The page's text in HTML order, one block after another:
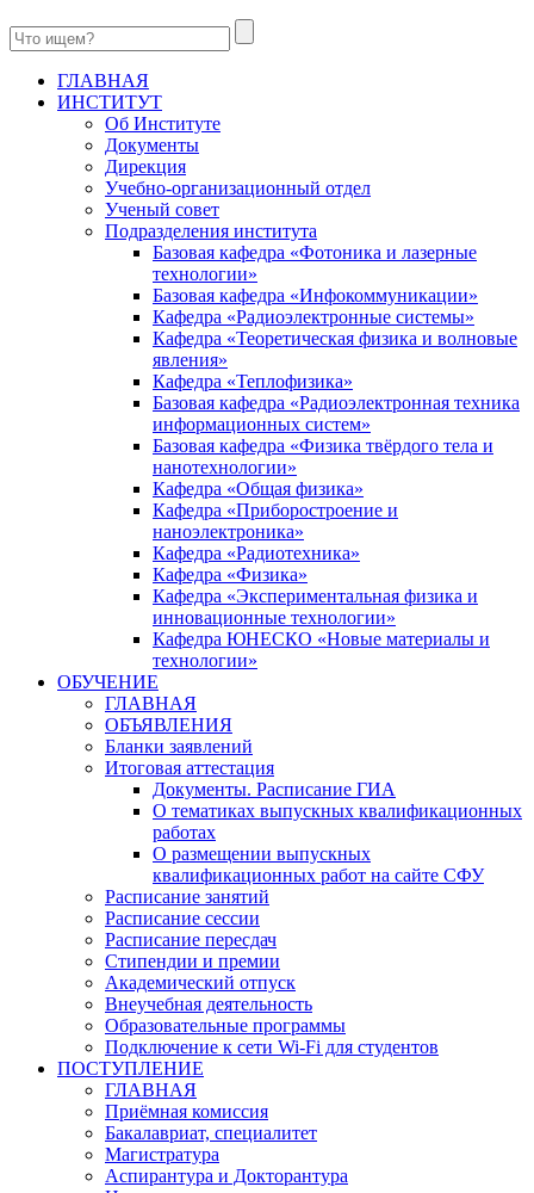
ГЛАВНАЯ
ИНСТИТУТ
Об Институте
Документы
Дирекция
Учебно-организационный отдел
Ученый совет
Подразделения института
Базовая кафедра «Фотоника и лазерные
технологии»
Базовая кафедра «Инфокоммуникации»
Кафедра «Радиоэлектронные системы»
Кафедра «Теоретическая физика и волновые
явления»
Кафедра «Теплофизика»
Базовая кафедра «Радиоэлектронная техника
информационных систем»
Базовая кафедра «Физика твёрдого тела и
нанотехнологии»
Кафедра «Общая физика»
Кафедра «Приборостроение и
наноэлектроника»
Кафедра «Радиотехника»
Кафедра «Физика»
Кафедра «Экспериментальная физика и
инновационные технологии»
Кафедра ЮНЕСКО «Новые материалы и
технологии»
ОБУЧЕНИЕ
ГЛАВНАЯ
ОБЪЯВЛЕНИЯ
Бланки заявлений
Итоговая аттестация
Документы. Расписание ГИА
О тематиках выпускных квалификационных
работах
О размещении выпускных
квалификационных работ на сайте СФУ
Расписание занятий
Расписание сессии
Расписание пересдач
Стипендии и премии
Академический отпуск
Внеучебная деятельность
Образовательные программы
Подключение к сети Wi-Fi для студентов
ПОСТУПЛЕНИЕ
ГЛАВНАЯ
Приёмная комиссия
Бакалавриат, специалитет
Магистратура
Аспирантура и Докторантура